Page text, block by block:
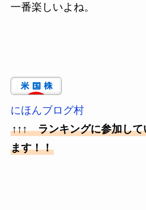
一番楽しいよね。
にほんブログ村
↑↑↑ ランキングに参加して
ます！！